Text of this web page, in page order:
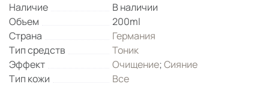
Наличие
В наличии
Объем
200ml
Страна
Германия
Тип средств
Тоник
Эффект
Очищение;Сияние
Тип кожи
Все